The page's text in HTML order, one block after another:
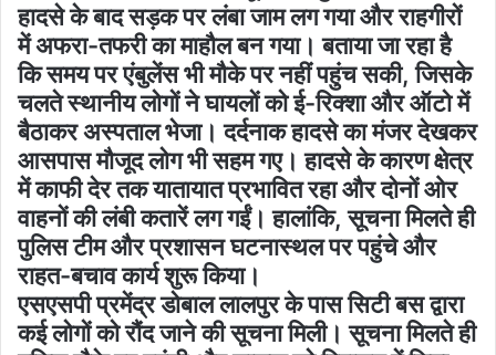
हादसे के बाद सड़क पर लंबा जाम लग गया और राहगीरों
में अफरा-तफरी का माहौल बन गया। बताया जा रहा है
कि समय पर एंबुलेंस भी मौके पर नहीं पहुंच सकी, जिसके
चलते स्थानीय लोगों ने घायलों को ई-रिक्शा और ऑटो में
बैठाकर अस्पताल भेजा। दर्दनाक हादसे का मंजर देखकर
आसपास मौजूद लोग भी सहम गए। हादसे के कारण क्षेत्र
में काफी देर तक यातायात प्रभावित रहा और दोनों ओर
वाहनों की लंबी कतारें लग गईं। हालांकि, सूचना मिलते ही
पुलिस टीम और प्रशासन घटनास्थल पर पहुंचे और
राहत-बचाव कार्य शुरू किया।
एसएसपी प्रमेंद्र डोबाल लालपुर के पास सिटी बस द्वारा
कई लोगों को रौंद जाने की सूचना मिली। सूचना मिलते ही